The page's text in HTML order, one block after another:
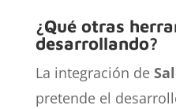
¿Qué otras
desarrollando?
La integración de
pretende el